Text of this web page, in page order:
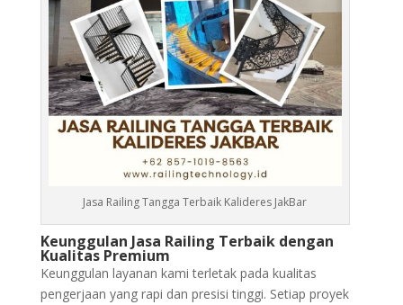
Jasa Railing Tangga Terbaik Kalideres JakBar
Keunggulan Jasa Railing Terbaik dengan
Kualitas Premium
Keunggulan layanan kami terletak pada kualitas
pengerjaan yang rapi dan presisi tinggi. Setiap proyek